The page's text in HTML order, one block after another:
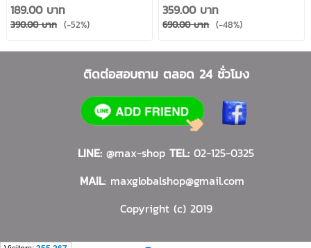
ขนาด 1 ห่อใหญ่ ปริมาณ
60 ซอง ×5 g. รวม 300
กรัม
189.00 บาท
390.00 บาท (-52%)
(ตราวิษามิน) จำนวร 2 ห่อ
จำนวนรวม 120 ซอง
359.00 บาท
690.00 บาท (-48%)
ติดต่อสอบถาม ตลอด 24 ชั่วโมง
LINE: @max-shop TEL: 02-125-0325
MAIL: maxglobalshop@gmail.com
Copyright (c) 2019